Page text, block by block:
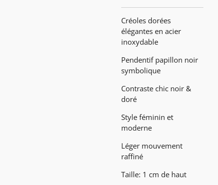
Créoles dorées
élégantes en acier
inoxydable
Pendentif papillon noir
symbolique
Contraste chic noir &
doré
Style féminin et
moderne
Léger mouvement
raffiné
Taille: 1 cm de haut